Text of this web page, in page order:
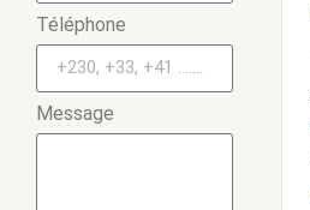
Téléphone
Message